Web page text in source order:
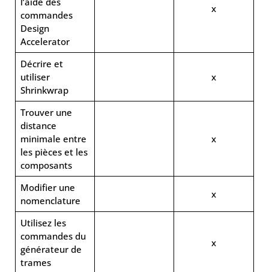
commandes
Design
Accelerator
x
Décrire et
utiliser
Shrinkwrap
x
Trouver une
distance
minimale entre
les pièces et les
composants
x
Modifier une
nomenclature
x
Utilisez les
commandes du
générateur de
trames
x